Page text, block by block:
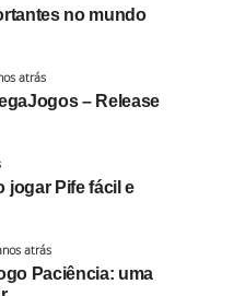
no mundo
atrás
– Release
jogar Pife fácil e
atrás
Paciência: uma